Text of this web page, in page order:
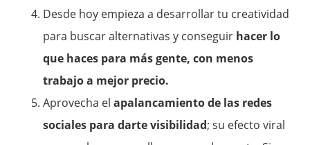
Desde hoy empieza a desarrollar tu creatividad
para buscar alternativas y conseguir hacer lo
que haces para más gente, con menos
trabajo a mejor precio.
Aprovecha el apalancamiento de las redes
sociales para darte visibilidad; su efecto viral